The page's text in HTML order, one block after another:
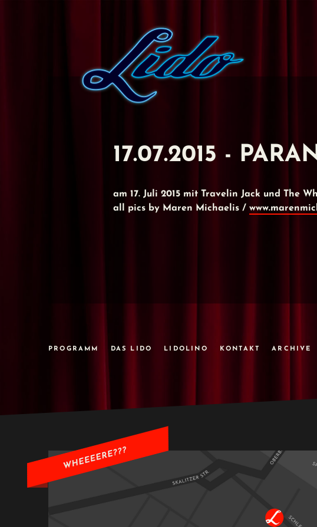
17.07.2015 -
am 17. Juli 2015 mit Travelin Jack und The
all pics by Maren Michaelis /
PROGRAMM DAS LIDO LIDOLINO KONTAKT ARCHIVE